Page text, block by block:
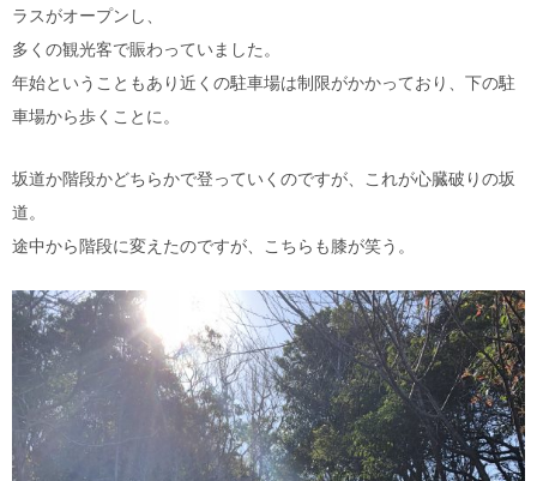
ラスがオープンし、
多くの観光客で賑わっていました。
年始ということもあり近くの駐車場は制限がかかっており、下の駐
車場から歩くことに。
坂道か階段かどちらかで登っていくのですが、これが心臓破りの坂
道。
途中から階段に変えたのですが、こちらも膝が笑う。